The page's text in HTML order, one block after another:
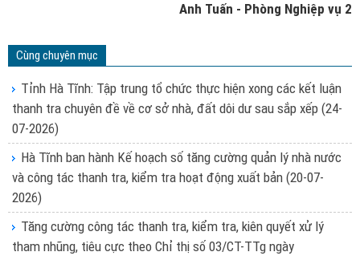
Anh Tuấn - Phòng Nghiệp vụ 2
Cùng chuyên mục
Tỉnh Hà Tĩnh: Tập trung tổ chức thực hiện xong các kết luận
thanh tra chuyên đề về cơ sở nhà, đất dôi dư sau sắp xếp (24-
07-2026)
Hà Tĩnh ban hành Kế hoạch số tăng cường quản lý nhà nước
và công tác thanh tra, kiểm tra hoạt động xuất bản (20-07-
2026)
Tăng cường công tác thanh tra, kiểm tra, kiên quyết xử lý
tham nhũng, tiêu cực theo Chỉ thị số 03/CT-TTg ngày